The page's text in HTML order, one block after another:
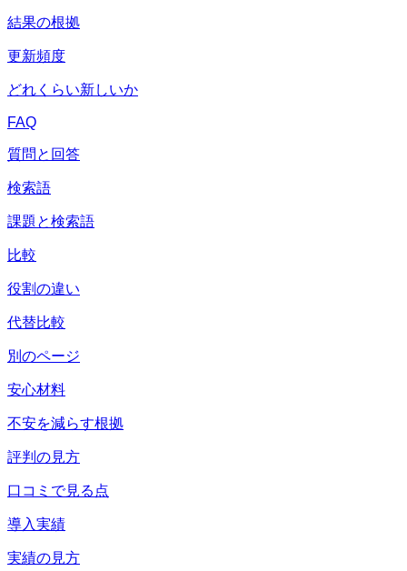
結果の根拠
更新頻度
どれくらい新しいか
FAQ
質問と回答
検索語
課題と検索語
比較
役割の違い
代替比較
別のページ
安心材料
不安を減らす根拠
評判の見方
口コミで見る点
導入実績
実績の見方